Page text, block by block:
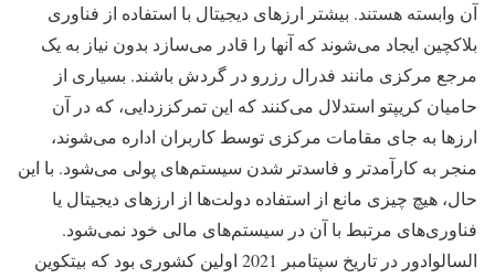
آن وابسته هستند. بیشتر ارزهای دیجیتال با استفاده از فناوری
بلاکچین ایجاد می‌شوند که آنها را قادر می‌سازد بدون نیاز به یک
مرجع مرکزی مانند فدرال رزرو در گردش باشند. بسیاری از
حامیان کریپتو استدلال می‌کنند که این تمرکززدایی، که در آن
ارزها به جای مقامات مرکزی توسط کاربران اداره می‌شوند،
منجر به کارآمدتر و فاسدتر شدن سیستم‌های پولی می‌شود. با این
حال، هیچ چیزی مانع از استفاده دولت‌ها از ارزهای دیجیتال یا
فناوری‌های مرتبط با آن در سیستم‌های مالی خود نمی‌شود.
السالوادور در تاریخ سپتامبر 2021 اولین کشوری بود که بیتکوین